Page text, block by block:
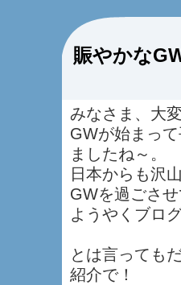
賑やかな
みなさま、大
GWが始まっ
ましたね～。
日本からも沢
GWを過ごさ
ようやくブロ
とは言っても
紹介で！